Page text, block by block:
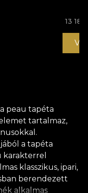
13 185
peau tapéta
tartalmaz,
a tapéta
karakterrel
klasszikus, ipari,
berendezett
alkalmas